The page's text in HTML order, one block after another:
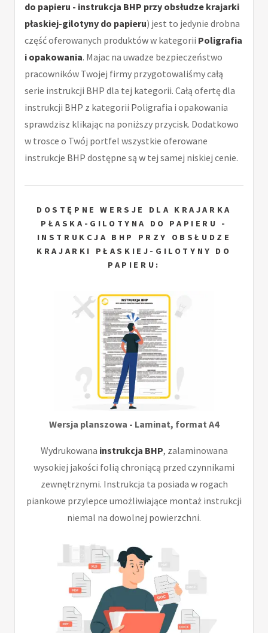
do papieru - instrukcja BHP przy obsłudze krajarki
płaskiej-gilotyny do papieru) jest to jedynie drobna
część oferowanych produktów w kategorii Poligrafia
i opakowania. Majac na uwadze bezpieczeństwo
pracowników Twojej firmy przygotowaliśmy całą
serie instrukcji BHP dla tej kategorii. Całą ofertę dla
instrukcji BHP z kategorii Poligrafia i opakowania
sprawdzisz klikając na poniższy przycisk. Dodatkowo
w trosce o Twój portfel wszystkie oferowane
instrukcje BHP dostępne są w tej samej niskiej cenie.
DOSTĘPNE WERSJE DLA KRAJARKA
PŁASKA-GILOTYNA DO PAPIERU -
INSTRUKCJA BHP PRZY OBSŁUDZE
KRAJARKI PŁASKIEJ-GILOTYNY DO
PAPIERU:
Wersja planszowa - Laminat, format A4
Wydrukowana instrukcja BHP, zalaminowana
wysokiej jakości folią chroniącą przed czynnikami
zewnętrznymi. Instrukcja ta posiada w rogach
piankowe przylepce umożliwiające montaż instrukcji
niemal na dowolnej powierzchni.